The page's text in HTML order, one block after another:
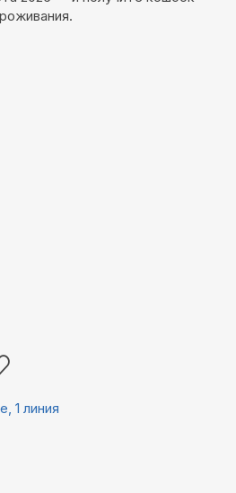
1 линия